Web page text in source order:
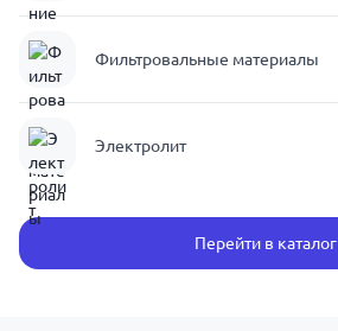
Фильтровальные материалы
Электролит
Перейти в каталог